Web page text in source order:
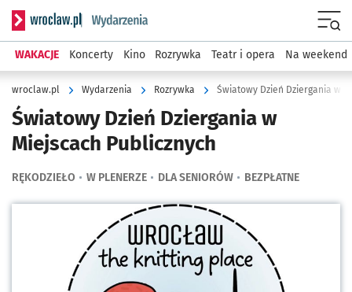
Serwis informacyjny wroclaw.pl podserwis: Wydarzenia
WAKACJE Koncerty Kino Rozrywka Teatr i opera Na weekend
wroclaw.pl Wydarzenia Rozrywka Światowy Dzień Dziergania w
Światowy Dzień Dziergania w
Miejscach Publicznych
RĘKODZIEŁO W PLENERZE DLA SENIORÓW BEZPŁATNE
Kliknij, aby powiększyć